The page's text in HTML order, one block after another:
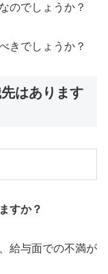
のでしょうか？
きでしょうか？
はあります
すか？
給与面での不満が